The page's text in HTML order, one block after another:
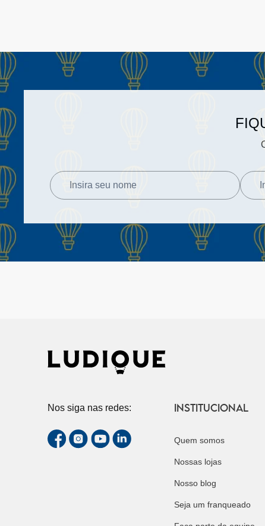
Nos siga nas redes: INSTITUCIONAL
Quem somos
Nossas lojas
Nosso blog
Seja um franqueado